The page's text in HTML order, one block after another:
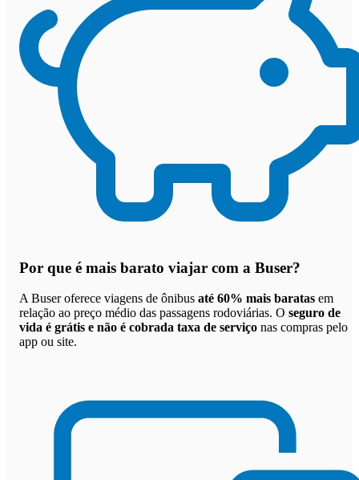
Por que é mais barato viajar com a Buser?
A Buser oferece viagens de ônibus até 60% mais baratas em
relação ao preço médio das passagens rodoviárias. O seguro de
vida é grátis e não é cobrada taxa de serviço nas compras pelo
app ou site.